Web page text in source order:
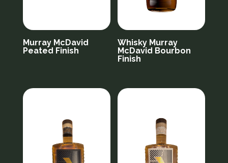
Murray McDavid
Peated Finish
Whisky Murray
McDavid Bourbon
Finish